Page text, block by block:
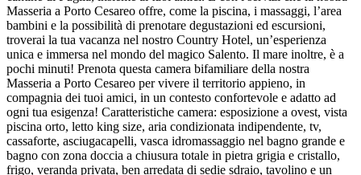
Masseria a Porto Cesareo offre, come la piscina, i massaggi, l’area
bambini e la possibilità di prenotare degustazioni ed escursioni,
troverai la tua vacanza nel nostro Country Hotel, un’esperienza
unica e immersa nel mondo del magico Salento. Il mare inoltre, è a
pochi minuti! Prenota questa camera bifamiliare della nostra
Masseria a Porto Cesareo per vivere il territorio appieno, in
compagnia dei tuoi amici, in un contesto confortevole e adatto ad
ogni tua esigenza! Caratteristiche camera: esposizione a ovest, vista
piscina orto, letto king size, aria condizionata indipendente, tv,
cassaforte, asciugacapelli, vasca idromassaggio nel bagno grande e
bagno con zona doccia a chiusura totale in pietra grigia e cristallo,
frigo, veranda privata, ben arredata di sedie sdraio, tavolino e un